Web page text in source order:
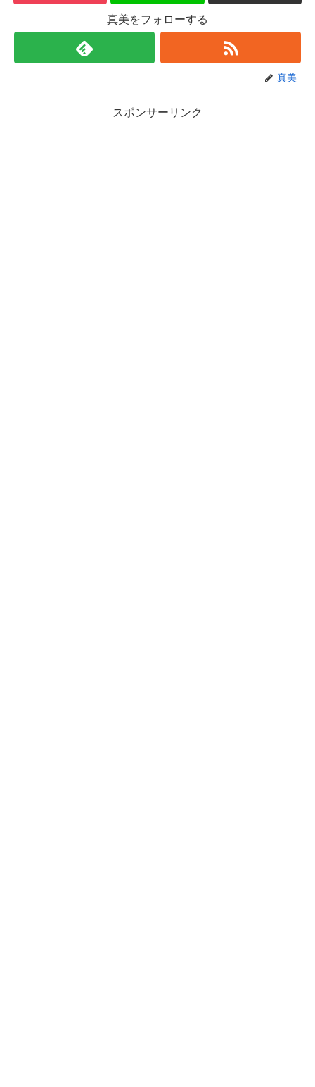
真美をフォローする
真美
スポンサーリンク